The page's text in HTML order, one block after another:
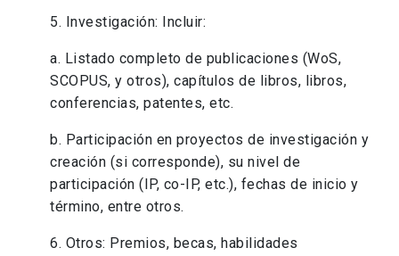
5. Investigación: Incluir:
a. Listado completo de publicaciones (WoS,
SCOPUS, y otros), capítulos de libros, libros,
conferencias, patentes, etc.
b. Participación en proyectos de investigación y
creación (si corresponde), su nivel de
participación (IP, co-IP, etc.), fechas de inicio y
término, entre otros.
6. Otros: Premios, becas, habilidades